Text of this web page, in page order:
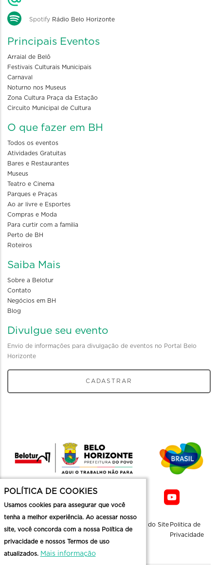
Spotify Rádio Belo Horizonte
Principais Eventos
Arraial de Belô
Festivais Culturais Municipais
Carnaval
Noturno nos Museus
Zona Cultura Praça da Estação
Circuito Municipal de Cultura
O que fazer em BH
Todos os eventos
Atividades Gratuitas
Bares e Restaurantes
Museus
Teatro e Cinema
Parques e Praças
Ao ar livre e Esportes
Compras e Moda
Para curtir com a familia
Perto de BH
Roteiros
Saiba Mais
Sobre a Belotur
Contato
Negócios em BH
Blog
Divulgue seu evento
Envio de informações para divulgação de eventos no Portal Belo
Horizonte
CADASTRAR
Mapa do Site Politica de
Privacidade
POLÍTICA DE COOKIES
Usamos cookies para assegurar que você
tenha a melhor experiência. Ao acessar nosso
site, você concorda com a nossa Política de
privacidade e nossos Termos de uso
atualizados. Mais informação